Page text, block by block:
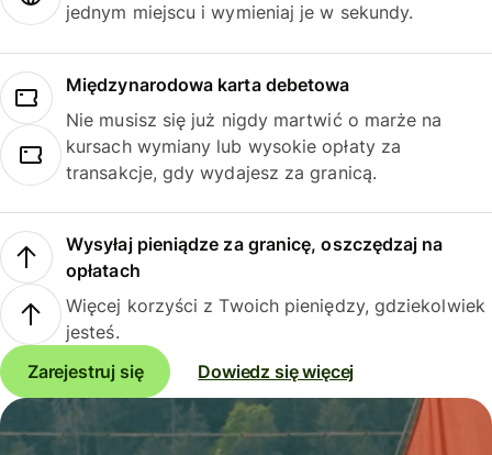
jednym miejscu i wymieniaj je w sekundy.
Międzynarodowa karta debetowa
Nie musisz się już nigdy martwić o marże na
kursach wymiany lub wysokie opłaty za
transakcje, gdy wydajesz za granicą.
Wysyłaj pieniądze za granicę, oszczędzaj na
opłatach
Więcej korzyści z Twoich pieniędzy, gdziekolwiek
jesteś.
Zarejestruj się
Dowiedz się więcej